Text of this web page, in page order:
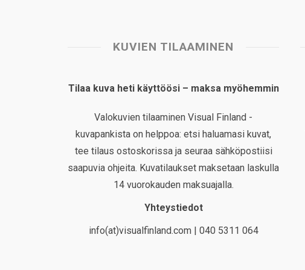
KUVIEN TILAAMINEN
Tilaa kuva heti käyttöösi – maksa myöhemmin
Valokuvien tilaaminen Visual Finland -
kuvapankista on helppoa: etsi haluamasi kuvat,
tee tilaus ostoskorissa ja seuraa sähköpostiisi
saapuvia ohjeita. Kuvatilaukset maksetaan laskulla
14 vuorokauden maksuajalla.
Yhteystiedot
info(at)visualfinland.com | 040 5311 064